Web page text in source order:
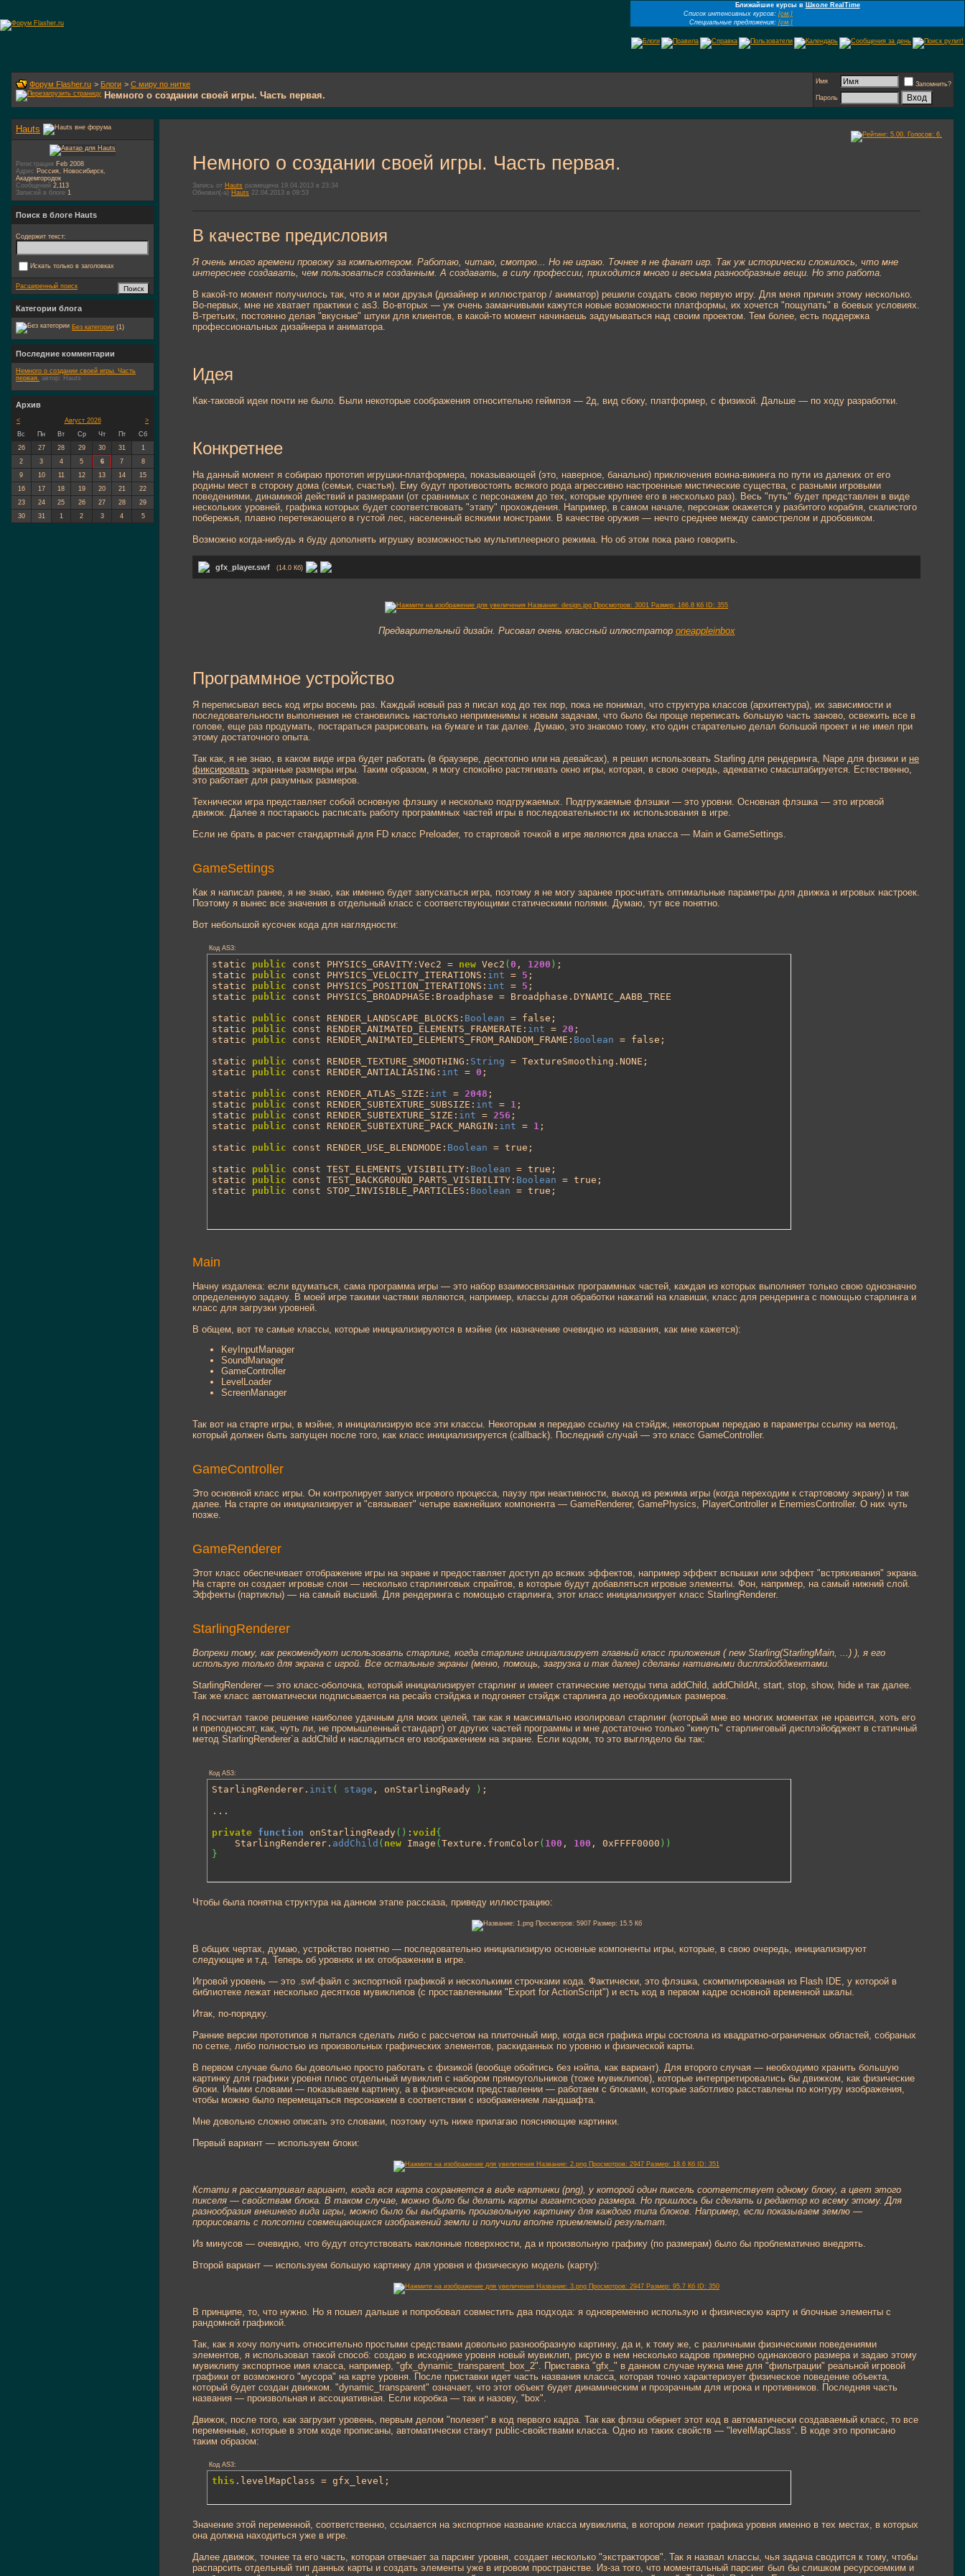
Ближайшие курсы в Школе RealTime
Список интенсивных курсов: [см.]
Специальные предложения: [см.]
Форум Flasher.ru > Блоги > С миру по нитке
Немного о создании своей игры. Часть первая.
Имя
Запомнить?
Пароль
Немного о создании своей игры. Часть первая.
Запись от Hauts размещена 19.04.2013 в 23:34
Обновил(-а) Hauts 22.04.2013 в 09:53
В качестве предисловия
Я очень много времени провожу за компьютером. Работаю, читаю, смотрю... Но не играю. Точнее я не фанат игр. Так уж исторически сложилось, что мне
интереснее создавать, чем пользоваться созданным. А создавать, в силу профессии, приходится много и весьма разнообразные вещи. Но это работа.
В какой-то момент получилось так, что я и мои друзья (дизайнер и иллюстратор / аниматор) решили создать свою первую игру. Для меня причин этому несколько.
Во-первых, мне не хватает практики с as3. Во-вторых — уж очень заманчивыми кажутся новые возможности платформы, их хочется "пощупать" в боевых условиях.
В-третьих, постоянно делая "вкусные" штуки для клиентов, в какой-то момент начинаешь задумываться над своим проектом. Тем более, есть поддержка
профессиональных дизайнера и аниматора.
Идея
Как-таковой идеи почти не было. Были некоторые соображения относительно геймпэя — 2д, вид сбоку, платформер, с физикой. Дальше — по ходу разработки.
Конкретнее
На данный момент я собираю прототип игрушки-платформера, показывающей (это, наверное, банально) приключения воина-викинга по пути из далеких от его
родины мест в сторону дома (семьи, счастья). Ему будут противостоять всякого рода агрессивно настроенные мистические существа, с разными игровыми
поведениями, динамикой действий и размерами (от сравнимых с персонажем до тех, которые крупнее его в несколько раз). Весь "путь" будет представлен в виде
нескольких уровней, графика которых будет соответствовать "этапу" прохождения. Например, в самом начале, персонаж окажется у разбитого корабля, скалистого
побережья, плавно перетекающего в густой лес, населенный всякими монстрами. В качестве оружия — нечто среднее между самострелом и дробовиком.
Возможно когда-нибудь я буду дополнять игрушку возможностью мультиплеерного режима. Но об этом пока рано говорить.
gfx_player.swf (14.0 Кб)
Предварительный дизайн. Рисовал очень классный иллюстратор oneappleinbox
Программное устройство
Я переписывал весь код игры восемь раз. Каждый новый раз я писал код до тех пор, пока не понимал, что структура классов (архитектура), их зависимости и
последовательности выполнения не становились настолько неприменимы к новым задачам, что было бы проще переписать большую часть заново, освежить все в
голове, еще раз продумать, постараться разрисовать на бумаге и так далее. Думаю, это знакомо тому, кто один старательно делал большой проект и не имел при
этому достаточного опыта.
Так как, я не знаю, в каком виде игра будет работать (в браузере, десктопно или на девайсах), я решил использовать Starling для рендеринга, Nape для физики и не
фиксировать экранные размеры игры. Таким образом, я могу спокойно растягивать окно игры, которая, в свою очередь, адекватно смасштабируется. Естественно,
это работает для разумных размеров.
Технически игра представляет собой основную флэшку и несколько подгружаемых. Подгружаемые флэшки — это уровни. Основная флэшка — это игровой
движок. Далее я постараюсь расписать работу программных частей игры в последовательности их использования в игре.
Если не брать в расчет стандартный для FD класс Preloader, то стартовой точкой в игре являются два класса — Main и GameSettings.
GameSettings
Как я написал ранее, я не знаю, как именно будет запускаться игра, поэтому я не могу заранее просчитать оптимальные параметры для движка и игровых настроек.
Поэтому я вынес все значения в отдельный класс с соответствующими статическими полями. Думаю, тут все понятно.
Вот небольшой кусочек кода для наглядности:
Код AS3:
static public const PHYSICS_GRAVITY:Vec2 = new Vec2 ( 0 , 1200 ) ;
static public const PHYSICS_VELOCITY_ITERATIONS: int = 5 ;
static public const PHYSICS_POSITION_ITERATIONS: int = 5 ;
static public const PHYSICS_BROADPHASE:Broadphase = Broadphase.DYNAMIC_AABB_TREE
static public const RENDER_LANDSCAPE_BLOCKS: Boolean = false;
static public const RENDER_ANIMATED_ELEMENTS_FRAMERATE: int = 20 ;
static public const RENDER_ANIMATED_ELEMENTS_FROM_RANDOM_FRAME: Boolean = false;
static public const RENDER_TEXTURE_SMOOTHING: String = TextureSmoothing.NONE;
static public const RENDER_ANTIALIASING: int = 0 ;
static public const RENDER_ATLAS_SIZE: int = 2048 ;
static public const RENDER_SUBTEXTURE_SUBSIZE: int = 1 ;
static public const RENDER_SUBTEXTURE_SIZE: int = 256 ;
static public const RENDER_SUBTEXTURE_PACK_MARGIN: int = 1 ;
static public const RENDER_USE_BLENDMODE: Boolean = true;
static public const TEST_ELEMENTS_VISIBILITY: Boolean = true;
static public const TEST_BACKGROUND_PARTS_VISIBILITY: Boolean = true;
static public const STOP_INVISIBLE_PARTICLES: Boolean = true;
Main
Начну издалека: если вдуматься, сама программа игры — это набор взаимосвязанных программных частей, каждая из которых выполняет только свою однозначно
определенную задачу. В моей игре такими частями являются, например, классы для обработки нажатий на клавиши, класс для рендеринга с помощью старлинга и
класс для загрузки уровней.
В общем, вот те самые классы, которые инициализируются в мэйне (их назначение очевидно из названия, как мне кажется):
KeyInputManager
SoundManager
GameController
LevelLoader
ScreenManager
Так вот на старте игры, в мэйне, я инициализирую все эти классы. Некоторым я передаю ссылку на стэйдж, некоторым передаю в параметры ссылку на метод,
который должен быть запущен после того, как класс инициализируется (callback). Последний случай — это класс GameController.
GameController
Это основной класс игры. Он контролирует запуск игрового процесса, паузу при неактивности, выход из режима игры (когда переходим к стартовому экрану) и так
далее. На старте он инициализирует и "связывает" четыре важнейших компонента — GameRenderer, GamePhysics, PlayerController и EnemiesController. О них чуть
позже.
GameRenderer
Этот класс обеспечивает отображение игры на экране и предоставляет доступ до всяких эффектов, например эффект вспышки или эффект "встряхивания" экрана.
На старте он создает игровые слои — несколько старлинговых спрайтов, в которые будут добавляться игровые элементы. Фон, например, на самый нижний слой.
Эффекты (партиклы) — на самый высший. Для рендеринга с помощью старлинга, этот класс инициализирует класс StarlingRenderer.
StarlingRenderer
Вопреки тому, как рекомендуют использовать старлинг, когда старлинг инициализирует главный класс приложения ( new Starling(StarlingMain, ...) ), я его
использую только для экрана с игрой. Все остальные экраны (меню, помощь, загрузка и так далее) сделаны нативными дисплэйобджектами.
StarlingRenderer — это класс-оболочка, который инициализирует старлинг и имеет статические методы типа addChild, addChildAt, start, stop, show, hide и так далее.
Так же класс автоматически подписывается на ресайз стэйджа и подгоняет стэйдж старлинга до необходимых размеров.
Я посчитал такое решение наиболее удачным для моих целей, так как я максимально изолировал старлинг (который мне во многих моментах не нравится, хоть его
и преподносят, как, чуть ли, не промышленный стандарт) от других частей программы и мне достаточно только "кинуть" старлинговый дисплэйобджект в статичный
метод StarlingRenderer`а addChild и насладиться его изображением на экране. Если кодом, то это выглядело бы так:
Код AS3:
StarlingRenderer. init ( stage , onStarlingReady ) ;
...
private function onStarlingReady( ) : void {
	StarlingRenderer.
addChild ( new Image (Texture.fromColor( 100 , 100 , 0xFFFF0000 ) )
}
Чтобы была понятна структура на данном этапе рассказа, приведу иллюстрацию:
В общих чертах, думаю, устройство понятно — последовательно инициализирую основные компоненты игры, которые, в свою очередь, инициализируют
следующие и т.д. Теперь об уровнях и их отображении в игре.
Игровой уровень — это .swf-файл с экспортной графикой и несколькими строчками кода. Фактически, это флэшка, скомпилированная из Flash IDE, у которой в
библиотеке лежат несколько десятков мувиклипов (с проставленными "Export for ActionScript") и есть код в первом кадре основной временной шкалы.
Итак, по-порядку.
Ранние версии прототипов я пытался сделать либо с рассчетом на плиточный мир, когда вся графика игры состояла из квадратно-ограниченых областей, собраных
по сетке, либо полностью из произвольных графических элементов, раскиданных по уровню и физической карты.
В первом случае было бы довольно просто работать с физикой (вообще обойтись без нэйпа, как вариант). Для второго случая — необходимо хранить большую
картинку для графики уровня плюс отдельный мувиклип с набором прямоугольников (тоже мувиклипов), которые интерпретировались бы движком, как физические
блоки. Иными словами — показываем картинку, а в физическом представлении — работаем с блоками, которые заботливо расставлены по контуру изображения,
чтобы можно было перемещаться персонажем в соответствии с изображением ландшафта.
Мне довольно сложно описать это словами, поэтому чуть ниже прилагаю поясняющие картинки.
Первый вариант — используем блоки:
Кстати я рассматривал вариант, когда вся карта сохраняется в виде картинки (png), у которой один пиксель соответствует одному блоку, а цвет этого
пикселя — свойствам блока. В таком случае, можно было бы делать карты гигантского размера. Но пришлось бы сделать и редактор ко всему этому. Для
разнообразия внешнего вида игры, можно было бы выбирать произвольную картинку для каждого типа блоков. Например, если показываем землю —
прорисовать с полсотни совмещающихся изображений земли и получили вполне приемлемый результат.
Из минусов — очевидно, что будут отсутствовать наклонные поверхности, да и произвольную графику (по размерам) было бы проблематично внедрять.
Второй вариант — используем большую картинку для уровня и физическую модель (карту):
В принципе, то, что нужно. Но я пошел дальше и попробовал совместить два подхода: я одновременно использую и физическую карту и блочные элементы с
рандомной графикой.
Так, как я хочу получить относительно простыми средствами довольно разнообразную картинку, да и, к тому же, с различными физическими поведениями
элементов, я использовал такой способ: создаю в исходнике уровня новый мувиклип, рисую в нем несколько кадров примерно одинакового размера и задаю этому
мувиклипу экспортное имя класса, например, "gfx_dynamic_transparent_box_2". Приставка "gfx_" в данном случае нужна мне для "фильтрации" реальной игровой
графики от возможного "мусора" на карте уровня. После приставки идет часть названия класса, которая точно характеризует физическое поведение объекта,
который будет создан движком. "dynamic_transparent" означает, что этот объект будет динамическим и прозрачным для игрока и противников. Последняя часть
названия — произвольная и ассоциативная. Если коробка — так и назову, "box".
Движок, после того, как загрузит уровень, первым делом "полезет" в код первого кадра. Так как флэш обернет этот код в автоматически создаваемый класс, то все
переменные, которые в этом коде прописаны, автоматически станут public-свойствами класса. Одно из таких свойств — "levelMapClass". В коде это прописано
таким образом:
Код AS3:
this .levelMapClass = gfx_level;
Значение этой переменной, соответственно, ссылается на экспортное название класса мувиклипа, в котором лежит графика уровня именно в тех местах, в которых
она должна находиться уже в игре.
Далее движок, точнее та его часть, которая отвечает за парсинг уровня, создает несколько "экстракторов". Так я назвал классы, чья задача сводится к тому, чтобы
распарсить отдельный тип данных карты и создать элементы уже в игровом пространстве. Из-за того, что моментальный парсинг был бы слишком ресурсоемким и
Hauts
Регистрация Feb 2008
Адрес Россия, Новосибирск,
Академгородок
Сообщений 2,113
Записей в блоге 1
Поиск в блоге Hauts
Содержит текст:
Искать только в заголовках
Расширенный поиск
Категории блога
Без категории (1)
Последние комментарии
Немного о создании своей игры. Часть
первая. автор: Hauts
Архив
< >
Август 2026
Вс
Пн Вт Ср Чт Пт
Сб
26
27 28 29 30 31
1
2
3 4 5 6 7
8
9
10 11 12 13 14
15
16
17 18 19 20 21
22
23
24 25 26 27 28
29
30
31 1 2 3 4 5